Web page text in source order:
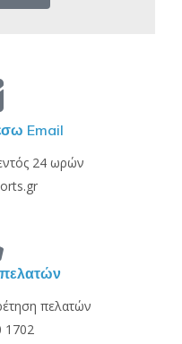
Email
24 ωρών
πελατών
1702